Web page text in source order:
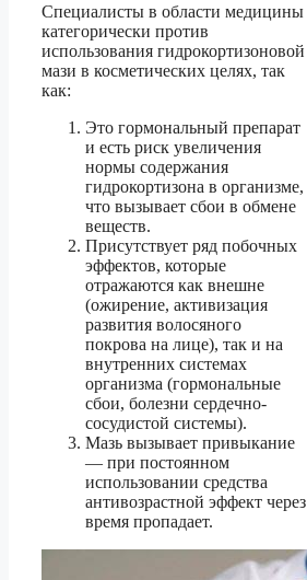
Специалисты в области медицины
категорически против
использования гидрокортизоновой
мази в косметических целях, так
как:
Это гормональный препарат
и есть риск увеличения
нормы содержания
гидрокортизона в организме,
что вызывает сбои в обмене
веществ.
Присутствует ряд побочных
эффектов, которые
отражаются как внешне
(ожирение, активизация
развития волосяного
покрова на лице), так и на
внутренних системах
организма (гормональные
сбои, болезни сердечно-
сосудистой системы).
Мазь вызывает привыкание
— при постоянном
использовании средства
антивозрастной эффект через
время пропадает.